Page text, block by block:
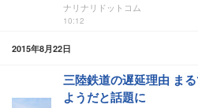
ナリナリドットコム
10:12
2015年8月22日
三陸鉄道の遅延理由 ま
ようだと話題に